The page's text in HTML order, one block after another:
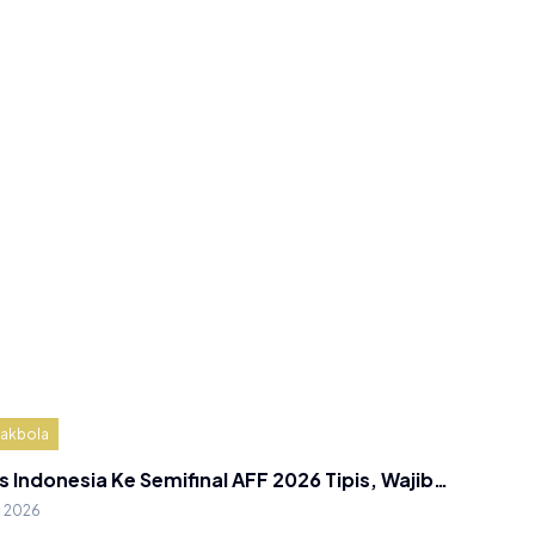
Indonesia Ke Semifinal AFF 2026 Tipis, Wajib…
2026